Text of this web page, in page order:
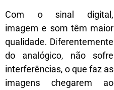
Com o sinal digital,
imagem e som têm maior
qualidade. Diferentemente
do analógico, não sofre
interferências, o que faz as
imagens chegarem ao